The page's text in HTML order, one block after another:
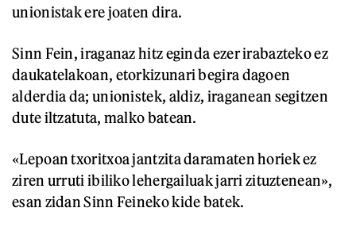
unionistak ere joaten dira.
Sinn Fein, iraganaz hitz eginda ezer irabazteko ez
daukatelakoan, etorkizunari begira dagoen
alderdia da; unionistek, aldiz, iraganean segitzen
dute iltzatuta, malko batean.
«Lepoan txoritxoa jantzita daramaten horiek ez
ziren urruti ibiliko lehergailuak jarri zituztenean»,
esan zidan Sinn Feineko kide batek.